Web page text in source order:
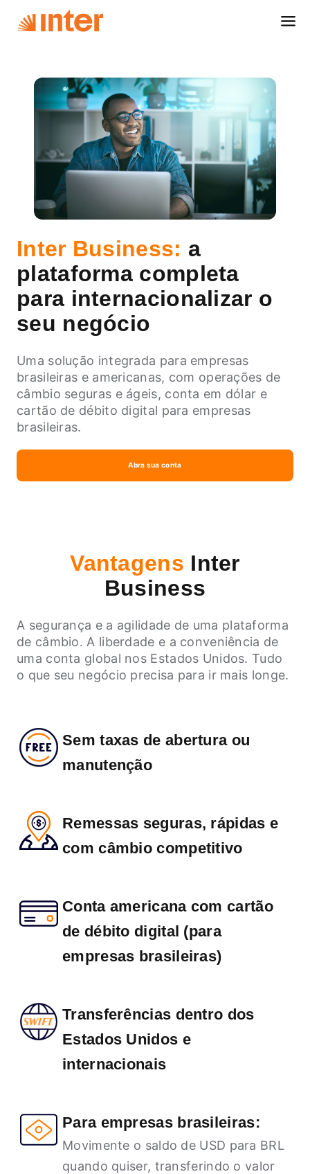
Inter Business: a
plataforma completa
para internacionalizar o
seu negócio
Uma solução integrada para empresas
brasileiras e americanas, com operações de
câmbio seguras e ágeis, conta em dólar e
cartão de débito digital para empresas
brasileiras.
Abra sua conta
Vantagens Inter
Business
A segurança e a agilidade de uma plataforma
de câmbio. A liberdade e a conveniência de
uma conta global nos Estados Unidos. Tudo
o que seu negócio precisa para ir mais longe.
Sem taxas de abertura ou
manutenção
Remessas seguras, rápidas e
com câmbio competitivo
Conta americana com cartão
de débito digital (para
empresas brasileiras)
Transferências dentro dos
Estados Unidos e
internacionais
Para empresas brasileiras:
Movimente o saldo de USD para BRL
quando quiser, transferindo o valor